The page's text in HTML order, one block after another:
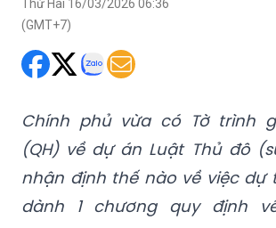
Thứ Hai 16/03/2026 06:36
(GMT+7)
Chính phủ vừa có Tờ trình
(QH) về dự án Luật Thủ đô
nhận định thế nào về việc dự
dành 1 chương quy định